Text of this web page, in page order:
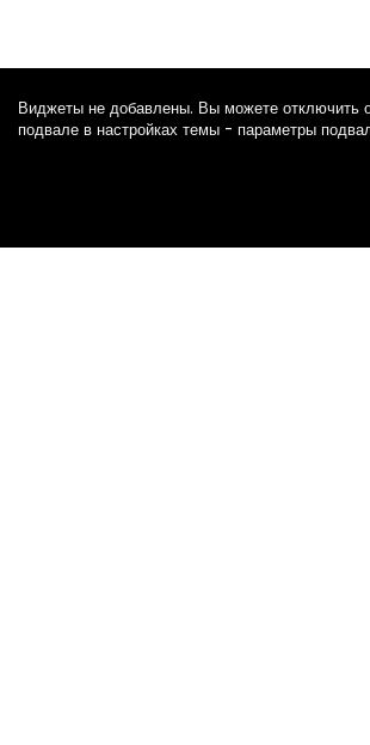
Виджеты не добавлены. Вы можете отключить
подвале в настройках темы - параметры